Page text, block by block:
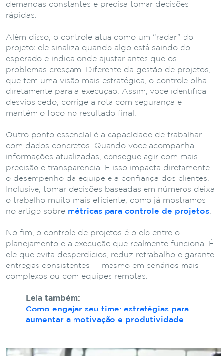
demandas constantes e precisa tomar decisões
rápidas.
Além disso, o controle atua como um “radar” do
projeto: ele sinaliza quando algo está saindo do
esperado e indica onde ajustar antes que os
problemas cresçam. Diferente da gestão de projetos,
que tem uma visão mais estratégica, o controle olha
diretamente para a execução. Assim, você identifica
desvios cedo, corrige a rota com segurança e
mantém o foco no resultado final.
Outro ponto essencial é a capacidade de trabalhar
com dados concretos. Quando você acompanha
informações atualizadas, consegue agir com mais
precisão e transparência. E isso impacta diretamente
o desempenho da equipe e a confiança dos clientes.
Inclusive, tomar decisões baseadas em números deixa
o trabalho muito mais eficiente, como já mostramos
no artigo sobre métricas para controle de projetos
No fim, o controle de projetos é o elo entre o
planejamento e a execução que realmente funciona. É
ele que evita desperdícios, reduz retrabalho e garante
entregas consistentes — mesmo em cenários mais
complexos ou com equipes remotas.
Leia também:
Como engajar seu time: estratégias para
aumentar a motivação e produtividade